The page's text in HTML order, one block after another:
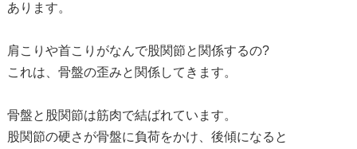
あります。
肩こりや首こりがなんで股関節と関係するの?
これは、骨盤の歪みと関係してきます。
骨盤と股関節は筋肉で結ばれています。
股関節の硬さが骨盤に負荷をかけ、後傾になると